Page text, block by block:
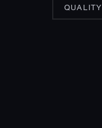
QUALITY